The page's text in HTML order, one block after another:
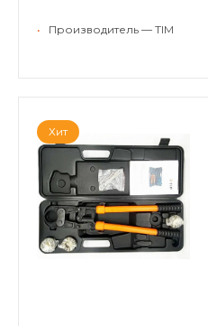
• Производитель — TIM
Хит